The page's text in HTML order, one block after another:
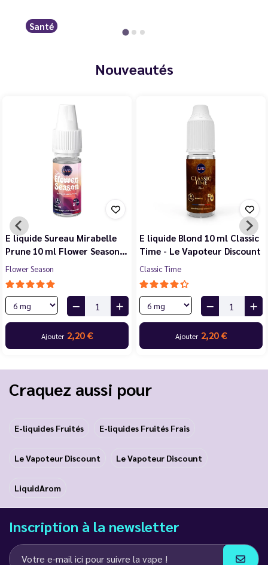
Santé
Nouveautés
E liquide Sureau Mirabelle
Prune 10 ml Flower Season…
Flower Season
Ajouter 2,20 €
E liquide Blond 10 ml Classic
Time - Le Vapoteur Discount
Classic Time
Ajouter 2,20 €
Craquez aussi pour
E-liquides Fruités E-liquides Fruités Frais
Le Vapoteur Discount Le Vapoteur Discount
LiquidArom
Inscription à la newsletter